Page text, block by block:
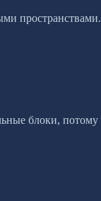
пространствами.
блоки, потому